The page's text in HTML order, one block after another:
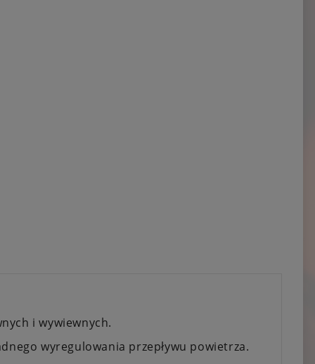
i wywiewnych.
wyregulowania przepływu powietrza.